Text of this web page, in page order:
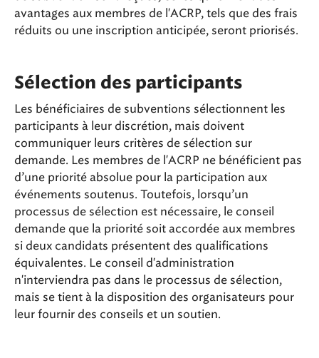
avantages aux membres de l'ACRP, tels que des frais
réduits ou une inscription anticipée, seront priorisés.
Sélection des participants
Les bénéficiaires de subventions sélectionnent les
participants à leur discrétion, mais doivent
communiquer leurs critères de sélection sur
demande. Les membres de l'ACRP ne bénéficient pas
d’une priorité absolue pour la participation aux
événements soutenus. Toutefois, lorsqu’un
processus de sélection est nécessaire, le conseil
demande que la priorité soit accordée aux membres
si deux candidats présentent des qualifications
équivalentes. Le conseil d'administration
n'interviendra pas dans le processus de sélection,
mais se tient à la disposition des organisateurs pour
leur fournir des conseils et un soutien.